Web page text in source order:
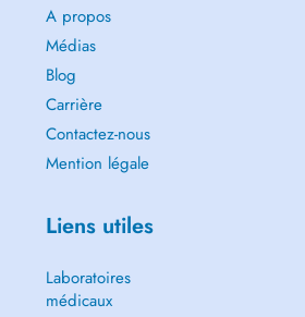
A propos
Médias
Blog
Carrière
Contactez-nous
Mention légale
Liens utiles
Laboratoires
médicaux